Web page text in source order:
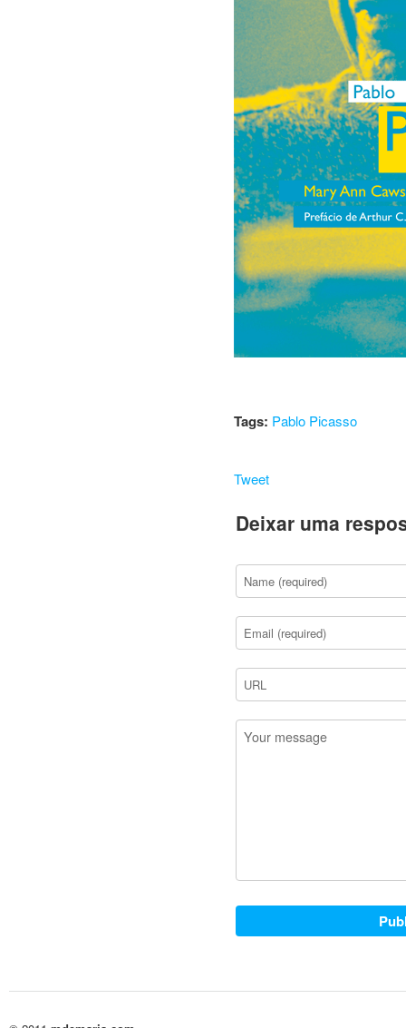
Tags: Pablo Picasso
Tweet
Deixar uma